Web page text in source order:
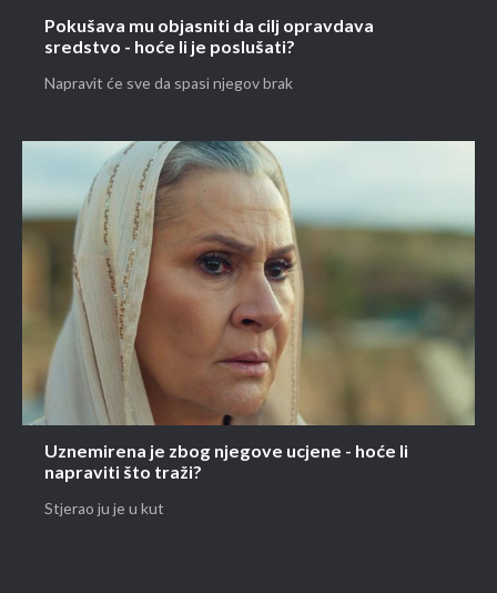
Pokušava mu objasniti da cilj opravdava
sredstvo - hoće li je poslušati?
Napravit će sve da spasi njegov brak
Uznemirena je zbog njegove ucjene - hoće li
napraviti što traži?
Stjerao ju je u kut